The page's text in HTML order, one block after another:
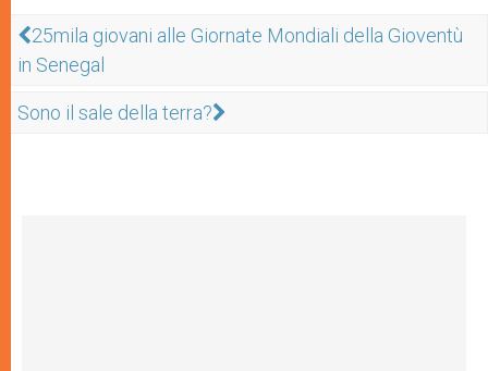
25mila giovani alle Giornate Mondiali della Gioventù
in Senegal
Sono il sale della terra?